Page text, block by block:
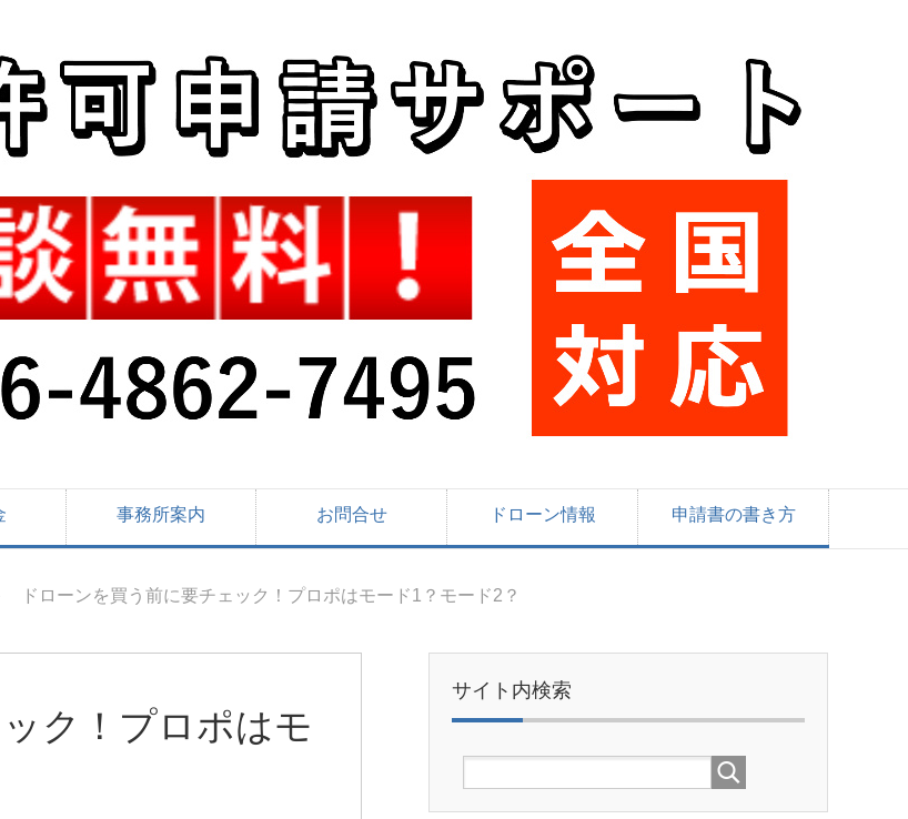
事務所案内 お問合せ ドローン情報 申請書の書き方
ドローンを買う前に要チェック！プロポはモード1？モード2？
ク！プロポはモ
サイト内検索